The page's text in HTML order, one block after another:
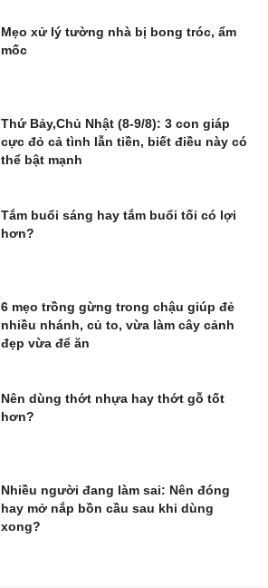
Mẹo xử lý tường nhà bị bong tróc, ẩm
mốc
Thứ Bảy,Chủ Nhật (8-9/8): 3 con giáp
cực đỏ cả tình lẫn tiền, biết điều này có
thể bật mạnh
Tắm buổi sáng hay tắm buổi tối có lợi
hơn?
6 mẹo trồng gừng trong chậu giúp đẻ
nhiều nhánh, củ to, vừa làm cây cảnh
đẹp vừa để ăn
Nên dùng thớt nhựa hay thớt gỗ tốt
hơn?
Nhiều người đang làm sai: Nên đóng
hay mở nắp bồn cầu sau khi dùng
xong?